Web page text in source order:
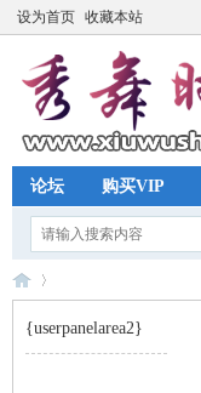
设为首页 收藏本站
论坛 购买VIP
{userpanelarea2}